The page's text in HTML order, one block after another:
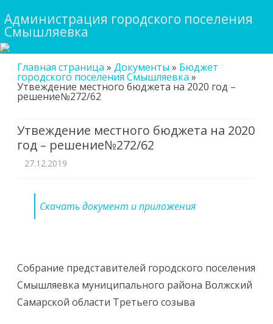
Администрация городского поселения
Смышляевка
to
content
Главная страница » Документы » Бюджет
городского поселения Смышляевка »
Утвеждение местного бюджета на 2020 год –
решение№272/62
Утвеждение местного бюджета на 2020
год – решение№272/62
27.12.2019
Скачать документ и приложения
Собрание представителей городского поселения
Смышляевка муниципального района Волжский
Самарской области Третьего созыва